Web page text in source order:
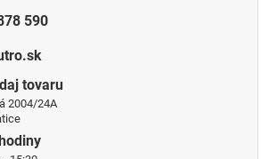
590
tovaru
2004/24A